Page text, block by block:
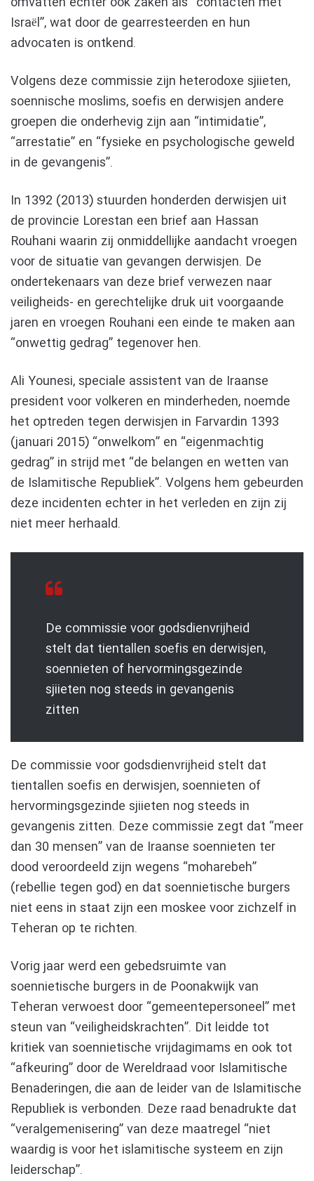
Israël”, wat door de gearresteerden en hun
advocaten is ontkend.
Volgens deze commissie zijn heterodoxe sjiieten,
soennische moslims, soefis en derwisjen andere
groepen die onderhevig zijn aan “intimidatie”,
“arrestatie” en “fysieke en psychologische geweld
in de gevangenis”.
In 1392 (2013) stuurden honderden derwisjen uit
de provincie Lorestan een brief aan Hassan
Rouhani waarin zij onmiddellijke aandacht vroegen
voor de situatie van gevangen derwisjen. De
ondertekenaars van deze brief verwezen naar
veiligheids- en gerechtelijke druk uit voorgaande
jaren en vroegen Rouhani een einde te maken aan
“onwettig gedrag” tegenover hen.
Ali Younesi, speciale assistent van de Iraanse
president voor volkeren en minderheden, noemde
het optreden tegen derwisjen in Farvardin 1393
(januari 2015) “onwelkom” en “eigenmachtig
gedrag” in strijd met “de belangen en wetten van
de Islamitische Republiek”. Volgens hem gebeurden
deze incidenten echter in het verleden en zijn zij
niet meer herhaald.
De commissie voor godsdienvrijheid
stelt dat tientallen soefis en derwisjen,
soennieten of hervormingsgezinde
sjiieten nog steeds in gevangenis
zitten
De commissie voor godsdienvrijheid stelt dat
tientallen soefis en derwisjen, soennieten of
hervormingsgezinde sjiieten nog steeds in
gevangenis zitten. Deze commissie zegt dat “meer
dan 30 mensen” van de Iraanse soennieten ter
dood veroordeeld zijn wegens “moharebeh”
(rebellie tegen god) en dat soennietische burgers
niet eens in staat zijn een moskee voor zichzelf in
Teheran op te richten.
Vorig jaar werd een gebedsruimte van
soennietische burgers in de Poonakwijk van
Teheran verwoest door “gemeentepersoneel” met
steun van “veiligheidskrachten”. Dit leidde tot
kritiek van soennietische vrijdagimams en ook tot
“afkeuring” door de Wereldraad voor Islamitische
Benaderingen, die aan de leider van de Islamitische
Republiek is verbonden. Deze raad benadrukte dat
“veralgemenisering” van deze maatregel “niet
waardig is voor het islamitische systeem en zijn
leiderschap”.